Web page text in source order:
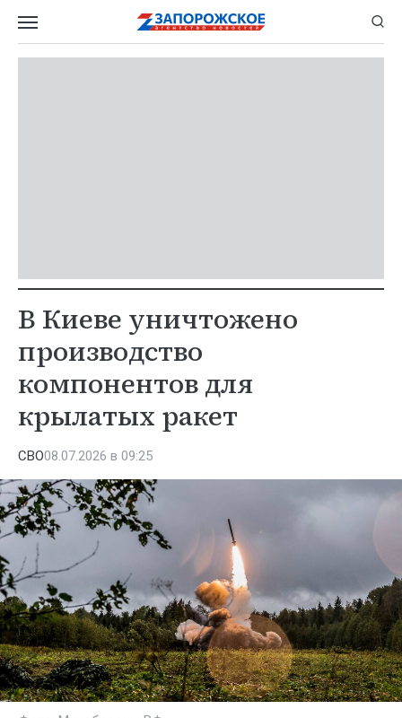
В Киеве уничтожено
производство
компонентов для
крылатых ракет
СВО08.07.2026 в 09:25